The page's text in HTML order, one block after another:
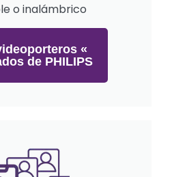
o inalámbrico
«
de PHILIPS